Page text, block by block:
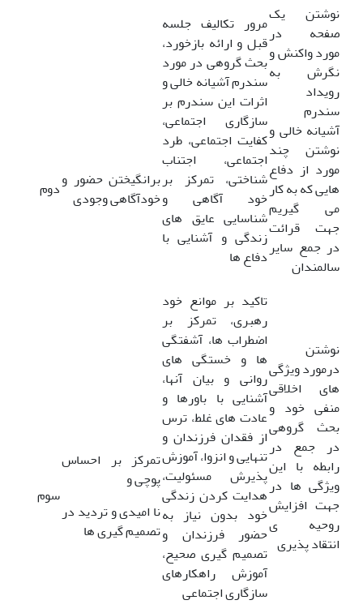
نوشتن یک
صفحه در
مورد واکنش و
نگرش به
رویداد
سندرم
آشیانه خالی و
نوشتن چند
مورد از دفاع
هایی که به کار
می گیریم
جهت قرائت
در جمع سایر
سالمندان
مرور تکالیف جلسه
قبل و ارائه بازخورد،
بحث گروهی در مورد
سندرم آشیانه خالی و
اثرات این سندرم بر
سازگاری اجتماعی،
کفایت اجتماعی، طرد
اجتماعی، اجتناب
شناختی، تمرکز بر
خود آگاهی و
شناسایی عایق های
زندگی و آشنایی با
دفاع ها
برانگیختن حضور و
خودآگاهی وجودی دوم
نوشتن
درمورد ویژگی
های اخلاقی
منفی خود و
بحث گروهی
در جمع در
رابطه با این
ویژگی ها در
جهت افزایش
روحیه ی
انتقاد پذیری
تاکید بر موانع خود
رهبری، تمرکز بر
اضطراب ها، آشفتگی
ها و خستگی های
روانی و بیان آنها،
آشنایی با باورها و
عادت های غلط، ترس
از فقدان فرزندان و
تنهایی و انزوا، آموزش
پذیرش مسئولیت،
هدایت کردن زندگی
خود بدون نیاز به
حضور فرزندان و
تصمیم گیری صحیح،
آموزش راهکارهای
سازگاری اجتماعی
تمرکز بر احساس
پوچی و
نا امیدی و تردید در
تصمیم گیری ها
سوم